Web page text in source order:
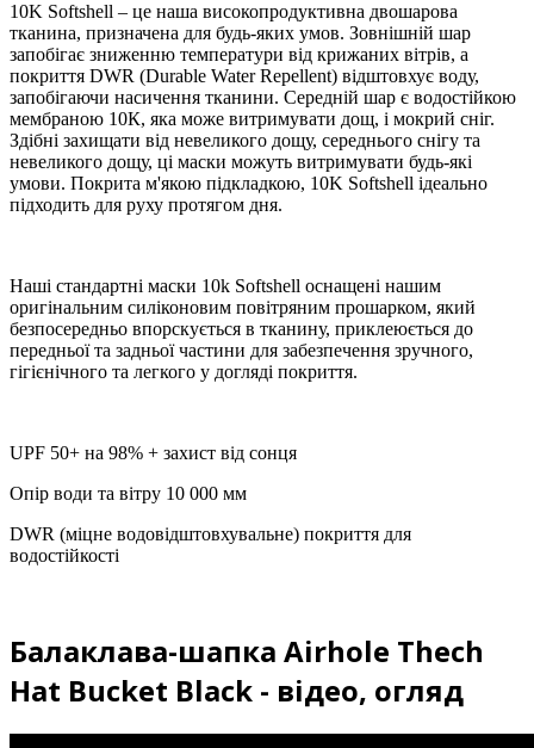
10K Softshell – це наша високопродуктивна двошарова
тканина, призначена для будь-яких умов. Зовнішній шар
запобігає зниженню температури від крижаних вітрів, а
покриття DWR (Durable Water Repellent) відштовхує воду,
запобігаючи насичення тканини. Середній шар є водостійкою
мембраною 10К, яка може витримувати дощ, і мокрий сніг.
Здібні захищати від невеликого дощу, середнього снігу та
невеликого дощу, ці маски можуть витримувати будь-які
умови. Покрита м'якою підкладкою, 10K Softshell ідеально
підходить для руху протягом дня.
Наші стандартні маски 10k Softshell оснащені нашим
оригінальним силіконовим повітряним прошарком, який
безпосередньо впорскується в тканину, приклеюється до
передньої та задньої частини для забезпечення зручного,
гігієнічного та легкого у догляді покриття.
UPF 50+ на 98% + захист від сонця
Опір води та вітру 10 000 мм
DWR (міцне водовідштовхувальне) покриття для
водостійкості
Балаклава-шапка Airhole Thech
Hat Bucket Black - відео, огляд